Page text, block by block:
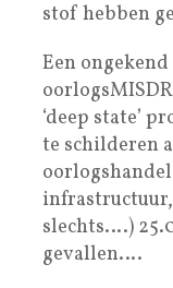
stof hebben
Een
‘deep state’
te schilderen
slechts….)
gevallen….